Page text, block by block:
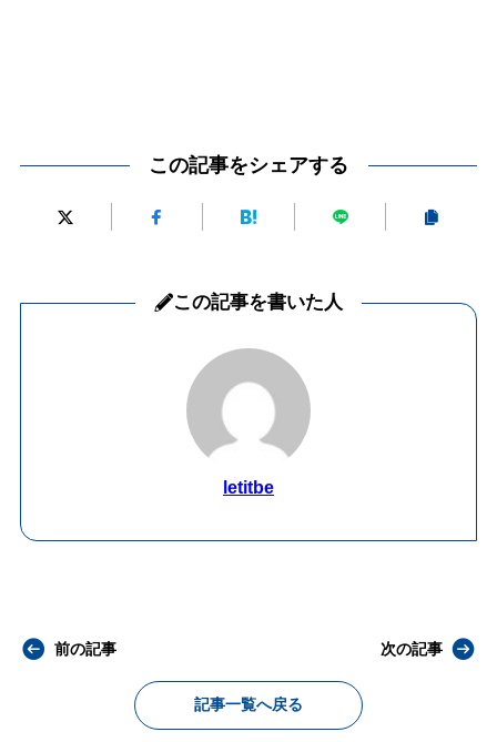
この記事をシェアする
この記事を書いた人
letitbe
前の記事
記事一覧へ戻る
次の記事